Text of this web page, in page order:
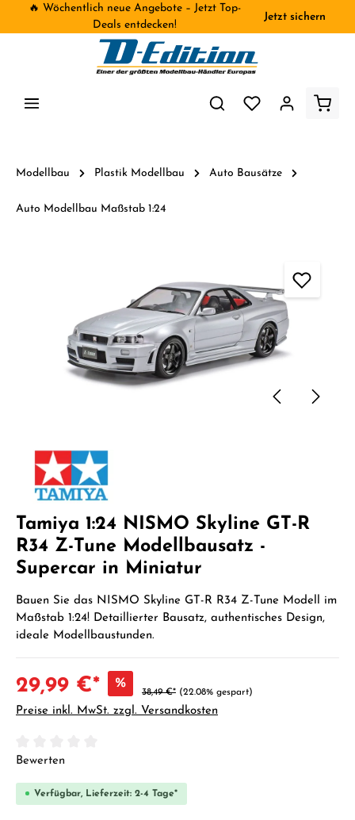
🔥 Wöchentlich neue Angebote – Jetzt Top-
Deals entdecken!
Jetzt sichern
Modellbau Plastik Modellbau Auto Bausätze
Auto Modellbau Maßstab 1:24
Tamiya 1:24 NISMO Skyline GT-R
R34 Z-Tune Modellbausatz -
Supercar in Miniatur
Bauen Sie das NISMO Skyline GT-R R34 Z-Tune Modell im
Maßstab 1:24! Detaillierter Bausatz, authentisches Design,
ideale Modellbaustunden.
29,99 €* %
38,49 €* (22.08% gespart)
Preise inkl. MwSt. zzgl. Versandkosten
Durchschnittliche Bewertung von 0 von 5 Sternen
Bewerten
Verfügbar, Lieferzeit: 2-4 Tage*